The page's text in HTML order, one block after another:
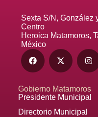
Sexta S/N, González
Centro
Heroica Matamoros,
México
Gobierno Matamoros
Presidente Municipal
Directorio Municipal